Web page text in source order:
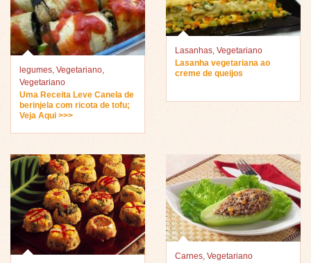
legumes, Vegetariano,
Vegetariano
Uma Receita Leve Canela de
berinjela com ricota de tofu;
Veja Aqui >>>
Lasanhas, Vegetariano
Lasanha vegetariana ao
creme de queijos
Carnes, Vegetariano